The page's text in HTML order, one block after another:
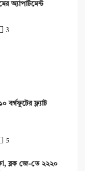
অ্যাপার্টমেন্ট
3
বর্গফুটের ফ্ল্যাট
5
ব্লক জে-তে ২২২০